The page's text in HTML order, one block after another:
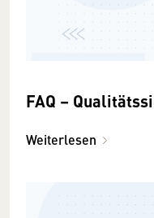
FAQ –
Weiterlesen